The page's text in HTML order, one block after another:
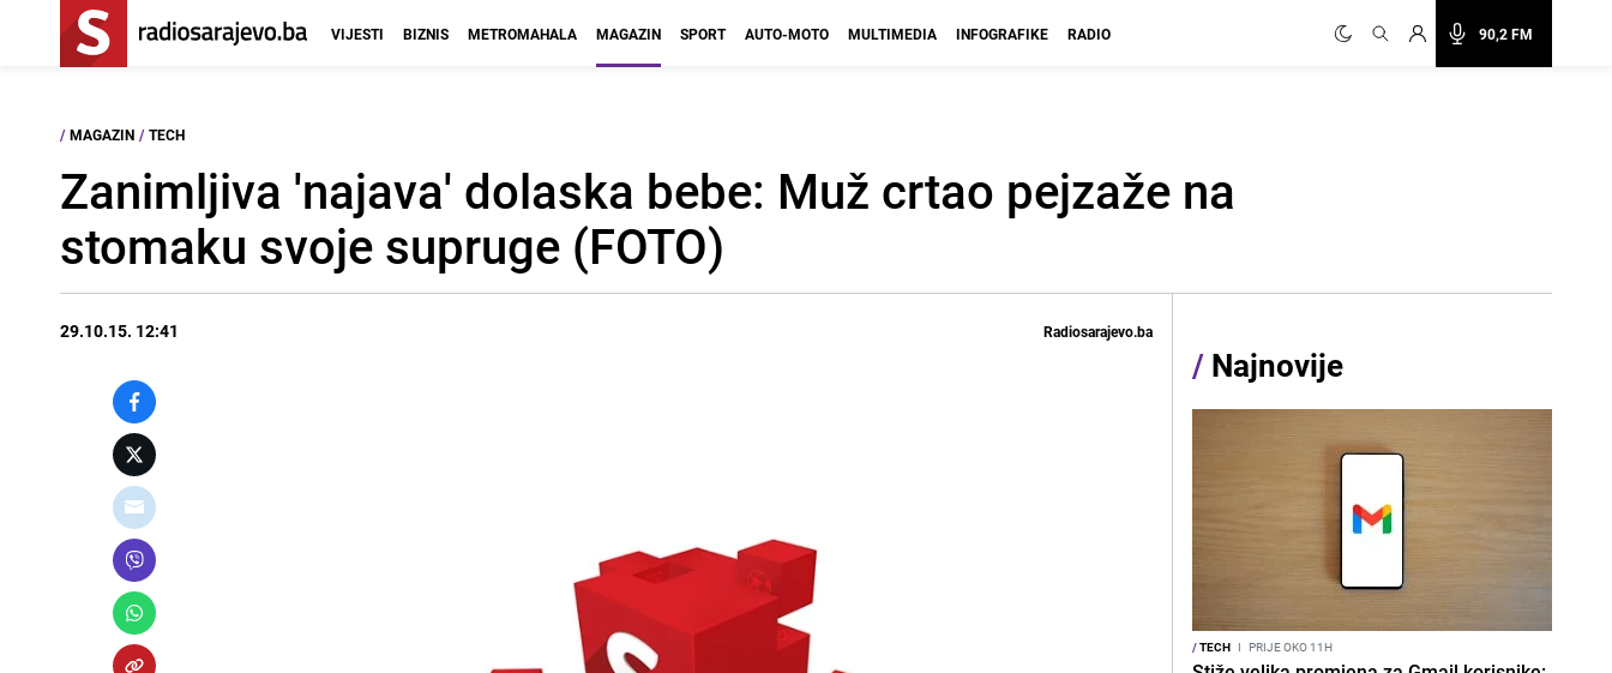
90,2 FM
VIJESTI BIZNIS METROMAHALA MAGAZIN SPORT AUTO-MOTO MULTIMEDIA INFOGRAFIKE RADIO
/ MAGAZIN / TECH
Zanimljiva 'najava' dolaska bebe: Muž crtao pejzaže na
stomaku svoje supruge (FOTO)
29.10.15. 12:41 Radiosarajevo.ba
/ Najnovije
/TECH I PRIJE OKO 11H